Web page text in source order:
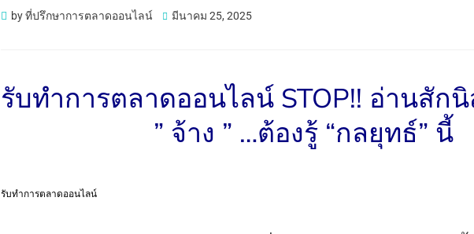
byที่ปรึกษาการตลาดออนไลน์
Posted
มีนาคม 25, 2025
รับทําการตลาดออนไลน์ STOP!! อ่านสัก
” จ้าง ” …ต้องรู้ “กลยุทธ์” นี้
รับทําการตลาดออนไลน์